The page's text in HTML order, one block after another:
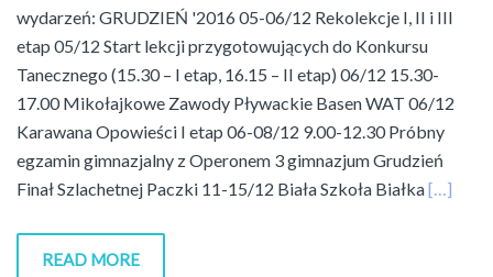
wydarzeń: GRUDZIEŃ '2016 05-06/12 Rekolekcje I, II i III
etap 05/12 Start lekcji przygotowujących do Konkursu
Tanecznego (15.30 – I etap, 16.15 – II etap) 06/12 15.30-
17.00 Mikołajkowe Zawody Pływackie Basen WAT 06/12
Karawana Opowieści I etap 06-08/12 9.00-12.30 Próbny
egzamin gimnazjalny z Operonem 3 gimnazjum Grudzień
Finał Szlachetnej Paczki 11-15/12 Biała Szkoła Białka[…]
READ MORE